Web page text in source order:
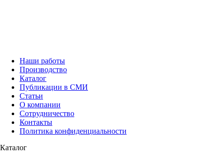
Наши работы
Производство
Каталог
Публикации в СМИ
Статьи
О компании
Сотрудничество
Контакты
Политика конфиденциальности
Каталог